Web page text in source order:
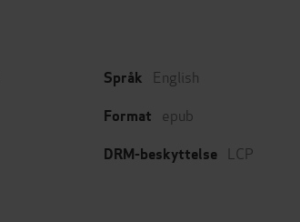
Språk English
Format epub
DRM-beskyttelse LCP